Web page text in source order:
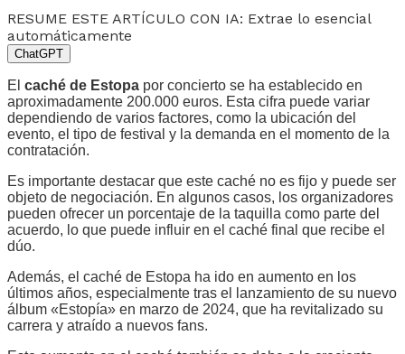
RESUME ESTE ARTÍCULO CON IA: Extrae lo esencial
automáticamente
ChatGPT
El caché de Estopa por concierto se ha establecido en
aproximadamente 200.000 euros. Esta cifra puede variar
dependiendo de varios factores, como la ubicación del
evento, el tipo de festival y la demanda en el momento de la
contratación.
Es importante destacar que este caché no es fijo y puede ser
objeto de negociación. En algunos casos, los organizadores
pueden ofrecer un porcentaje de la taquilla como parte del
acuerdo, lo que puede influir en el caché final que recibe el
dúo.
Además, el caché de Estopa ha ido en aumento en los
últimos años, especialmente tras el lanzamiento de su nuevo
álbum «Estopía» en marzo de 2024, que ha revitalizado su
carrera y atraído a nuevos fans.